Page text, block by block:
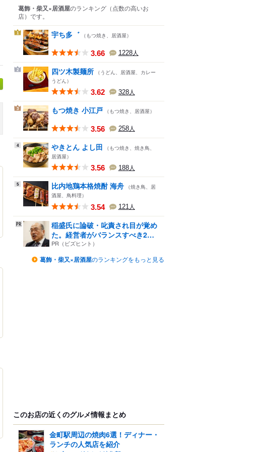
葛飾・柴又×居酒屋のランキング （点数の高いお
店） です。
1 宇ち多゛ （もつ焼き、居酒屋）
3.66 1228人
2 四ツ木製麺所 （うどん、居酒屋、カレー
うどん）
3.62 328人
3 もつ焼き 小江戸 （もつ焼き、居酒屋）
3.56 258人
4 やきとん よし田
（もつ焼き、焼き鳥、
居酒屋）
3.56 188人
5 比内地鶏本格焼酎 海舟 （焼き鳥、居
酒屋、鳥料理）
3.54 121人
稲盛氏に論破・叱責され目が覚め
た。経営者がバランスすべき2
つ...
PR（ビズヒント）
葛飾・柴又×居酒屋のランキングをもっと見る
このお店の近くのグルメ情報まとめ
金町駅周辺の焼肉6選！ディナー・
ランチの人気店を紹介